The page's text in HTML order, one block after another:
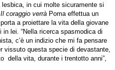
in cui molte sicuramente si
Il coraggio verrà Poma effettua un
a proiettare la vita della giovane
lei. “Nella ricerca spasmodica di
c’è un indizio che mi fa pensare
vissuto questa specie di devastante,
della vita, durante i trentotto anni”,